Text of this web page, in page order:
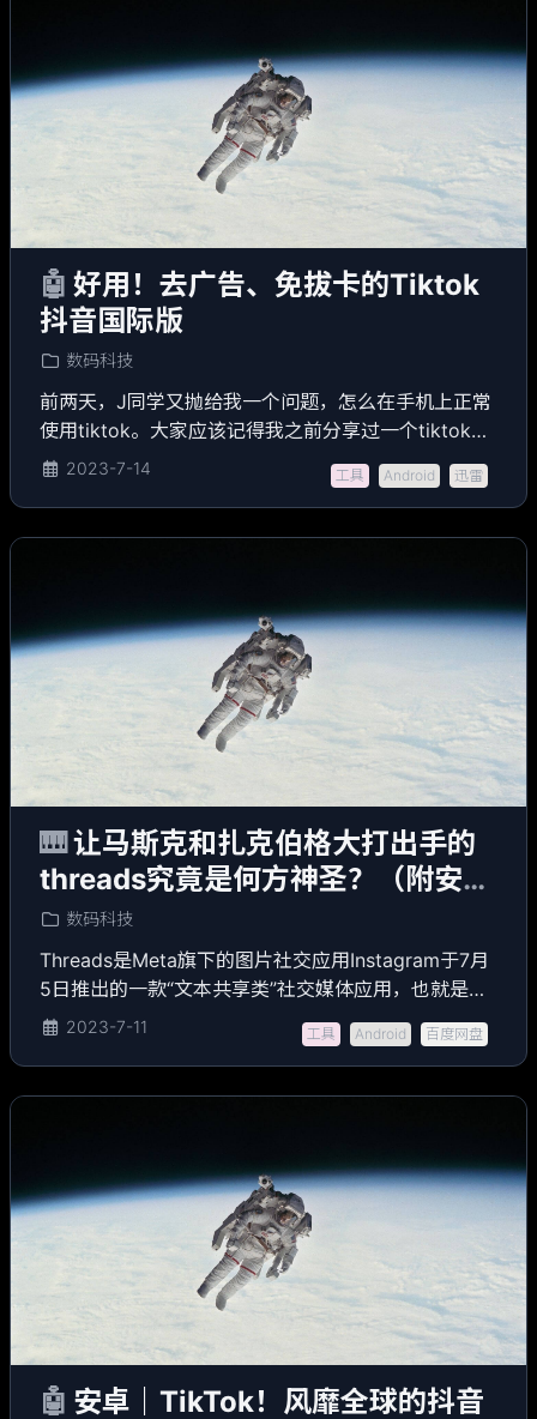
🤖 好用！去广告、免拔卡的Tiktok
抖音国际版
数码科技
前两天，J同学又抛给我一个问题，怎么在手机上正常
使用tiktok。大家应该记得我之前分享过一个tiktok的
apk文件。但那个文件是直接从google play上获取的
正版软件，因此，如果你使用国内的手机，将被识别
2023-7-14 工具 Android 迅雷
🎹 让马斯克和扎克伯格大打出手的
threads究竟是何方神圣？（附安卓
安装包）
数码科技
Threads是Meta旗下的图片社交应用Instagram于7月
5日推出的一款“文本共享类”社交媒体应用，也就是一
款以分享文字为主，但又不限于文字的社交媒体应
用，图片、视频类的内容都可以正常发布。如果要类
是什么呢？大概意思是线索;思路;脉络;线状物;思绪;贯
2023-7-11 工具 Android 百度网盘
🤖 安卓｜TikTok！风靡全球的抖音